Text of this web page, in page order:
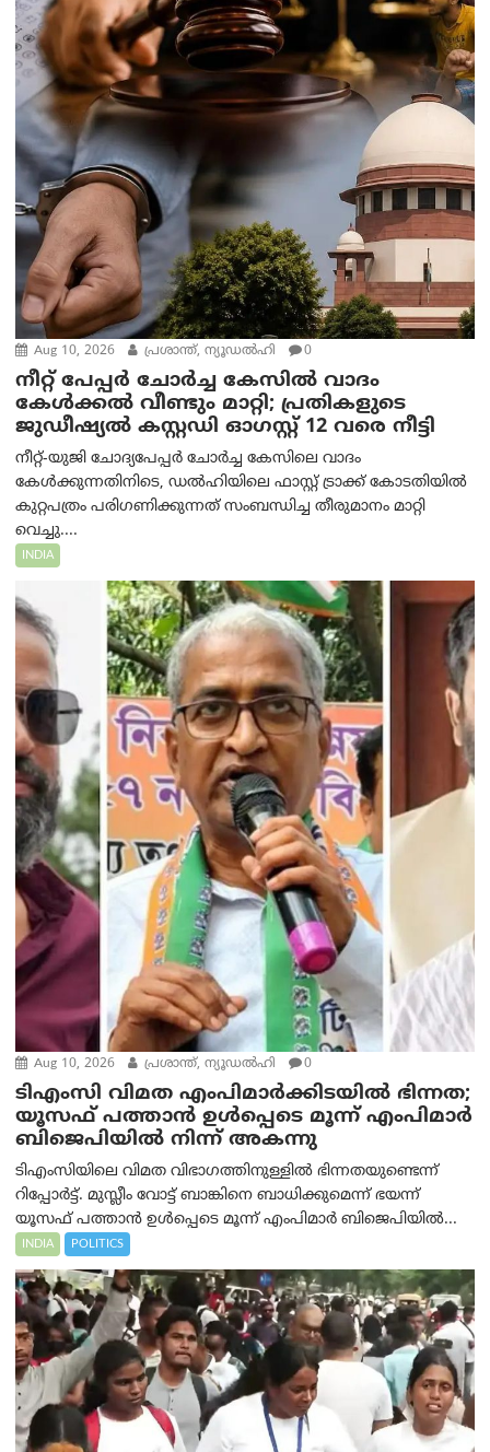
Aug 10, 2026 പ്രശാന്ത്, ന്യൂഡല്‍ഹി 0
നീറ്റ് പേപ്പർ ചോർച്ച കേസിൽ വാദം
കേൾക്കൽ വീണ്ടും മാറ്റി; പ്രതികളുടെ
ജുഡീഷ്യൽ കസ്റ്റഡി ഓഗസ്റ്റ് 12 വരെ നീട്ടി
നീറ്റ്-യുജി ചോദ്യപേപ്പർ ചോർച്ച കേസിലെ വാദം
കേൾക്കുന്നതിനിടെ, ഡൽഹിയിലെ ഫാസ്റ്റ് ട്രാക്ക് കോടതിയിൽ
കുറ്റപത്രം പരിഗണിക്കുന്നത് സംബന്ധിച്ച തീരുമാനം മാറ്റി
വെച്ചു....
INDIA
Aug 10, 2026 പ്രശാന്ത്, ന്യൂഡല്‍ഹി 0
ടിഎംസി വിമത എംപിമാർക്കിടയിൽ ഭിന്നത;
യൂസഫ് പത്താൻ ഉൾപ്പെടെ മൂന്ന് എംപിമാർ
ബിജെപിയിൽ നിന്ന് അകന്നു
ടിഎംസിയിലെ വിമത വിഭാഗത്തിനുള്ളിൽ ഭിന്നതയുണ്ടെന്ന്
റിപ്പോര്‍ട്ട്. മുസ്ലീം വോട്ട് ബാങ്കിനെ ബാധിക്കുമെന്ന് ഭയന്ന്
യൂസഫ് പത്താൻ ഉൾപ്പെടെ മൂന്ന് എംപിമാർ ബിജെപിയിൽ...
INDIA POLITICS